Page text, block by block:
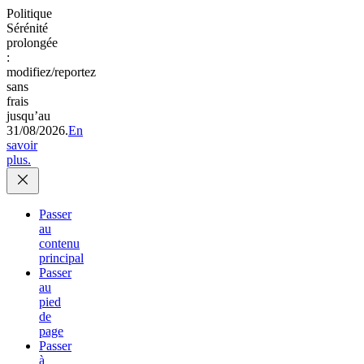
Politique
Sérénité
prolongée
:
modifiez/reportez
sans
frais
jusqu’au
31/08/2026.En
savoir
plus.
Passer
au
contenu
principal
Passer
au
pied
de
page
Passer
à